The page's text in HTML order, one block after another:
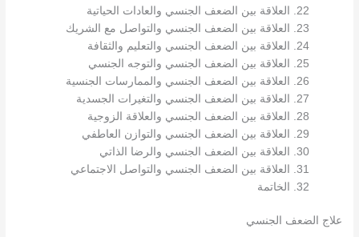
22. العلاقة بين الضعف الجنسي والعادات الحياتية
23. العلاقة بين الضعف الجنسي والتواصل مع الشريك
24. العلاقة بين الضعف الجنسي والتعليم والثقافة
25. العلاقة بين الضعف الجنسي والتوجه الجنسي
26. العلاقة بين الضعف الجنسي والممارسات الجنسية
27. العلاقة بين الضعف الجنسي والتغيرات الجسدية
28. العلاقة بين الضعف الجنسي والعلاقة الزوجية
29. العلاقة بين الضعف الجنسي والتوازن العاطفي
30. العلاقة بين الضعف الجنسي والرضا الذاتي
31. العلاقة بين الضعف الجنسي والتواصل الاجتماعي
32. الخاتمة
علاج الضعف الجنسي